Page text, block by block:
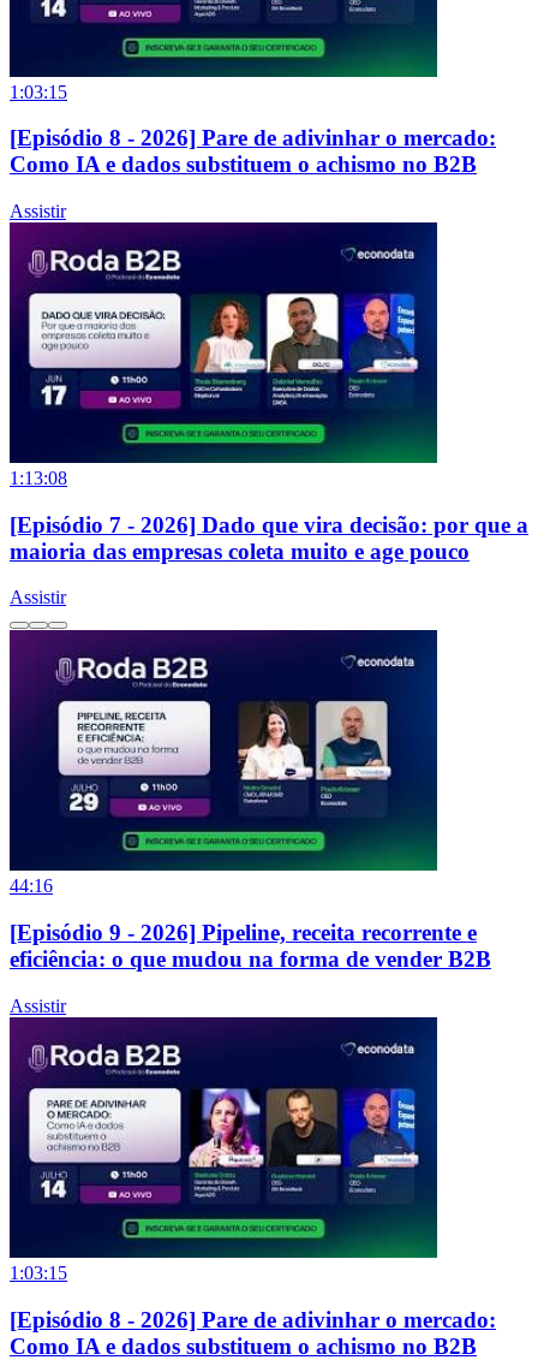
1:03:15
[Episódio 8 - 2026] Pare de adivinhar o mercado:
Como IA e dados substituem o achismo no B2B
Assistir
1:13:08
[Episódio 7 - 2026] Dado que vira decisão: por que a
maioria das empresas coleta muito e age pouco
Assistir
44:16
[Episódio 9 - 2026] Pipeline, receita recorrente e
eficiência: o que mudou na forma de vender B2B
Assistir
1:03:15
[Episódio 8 - 2026] Pare de adivinhar o mercado:
Como IA e dados substituem o achismo no B2B